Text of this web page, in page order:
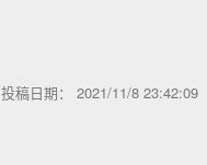
投稿日期： 2021/11/8